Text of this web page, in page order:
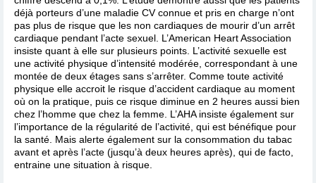
déjà porteurs d’une maladie CV connue et pris en charge n’ont
pas plus de risque que les non cardiaques de mourir d’un arrêt
cardiaque pendant l’acte sexuel. L’American Heart Association
insiste quant à elle sur plusieurs points. L’activité sexuelle est
une activité physique d’intensité modérée, correspondant à une
montée de deux étages sans s’arrêter. Comme toute activité
physique elle accroit le risque d’accident cardiaque au moment
où on la pratique, puis ce risque diminue en 2 heures aussi bien
chez l’homme que chez la femme. L’AHA insiste également sur
l’importance de la régularité de l’activité, qui est bénéfique pour
la santé. Mais alerte également sur la consommation du tabac
avant et après l’acte (jusqu’à deux heures après), qui de facto,
entraine une situation à risque.